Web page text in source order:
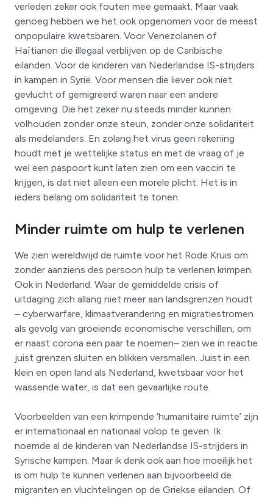
verleden zeker ook fouten mee gemaakt. Maar vaak
genoeg hebben we het ook opgenomen voor de meest
onpopulaire kwetsbaren. Voor Venezolanen of
Haïtianen die illegaal verblijven op de Caribische
eilanden. Voor de kinderen van Nederlandse IS-strijders
in kampen in Syrië. Voor mensen die liever ook niet
gevlucht of gemigreerd waren naar een andere
omgeving. Die het zeker nu steeds minder kunnen
volhouden zonder onze steun, zonder onze solidariteit
als medelanders. En zolang het virus geen rekening
houdt met je wettelijke status en met de vraag of je
wel een paspoort kunt laten zien om een vaccin te
krijgen, is dat niet alleen een morele plicht. Het is in
ieders belang om solidariteit te tonen.
Minder ruimte om hulp te verlenen
We zien wereldwijd de ruimte voor het Rode Kruis om
zonder aanziens des persoon hulp te verlenen krimpen.
Ook in Nederland. Waar de gemiddelde crisis of
uitdaging zich allang niet meer aan landsgrenzen houdt
– cyberwarfare, klimaatverandering en migratiestromen
als gevolg van groeiende economische verschillen, om
er naast corona een paar te noemen– zien we in reactie
juist grenzen sluiten en blikken versmallen. Juist in een
klein en open land als Nederland, kwetsbaar voor het
wassende water, is dat een gevaarlijke route.
Voorbeelden van een krimpende ‘humanitaire ruimte’ zijn
er internationaal en nationaal volop te geven. Ik
noemde al de kinderen van Nederlandse IS-strijders in
Syrische kampen. Maar ik denk ook aan hoe moeilijk het
is om hulp te kunnen verlenen aan bijvoorbeeld de
migranten en vluchtelingen op de Griekse eilanden. Of